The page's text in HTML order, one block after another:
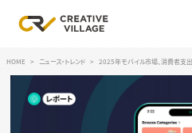
ログイン
HOME ニュース・トレンド 2025年モバイル市場、消費者支